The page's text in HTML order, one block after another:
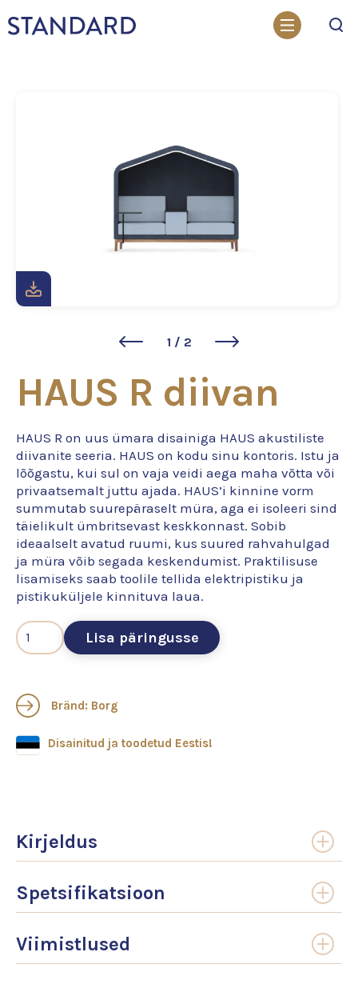
1 / 2
HAUS R diivan
HAUS R on uus ümara disainiga HAUS akustiliste
diivanite seeria. HAUS on kodu sinu kontoris. Istu ja
lõõgastu, kui sul on vaja veidi aega maha võtta või
privaatsemalt juttu ajada. HAUS’i kinnine vorm
summutab suurepäraselt müra, aga ei isoleeri sind
täielikult ümbritsevast keskkonnast. Sobib
ideaalselt avatud ruumi, kus suured rahvahulgad
ja müra võib segada keskendumist. Praktilisuse
lisamiseks saab toolile tellida elektripistiku ja
pistikuküljele kinnituva laua.
Lisa päringusse
Bränd: Borg
Disainitud ja toodetud Eestis!
Kirjeldus
Spetsifikatsioon
Viimistlused